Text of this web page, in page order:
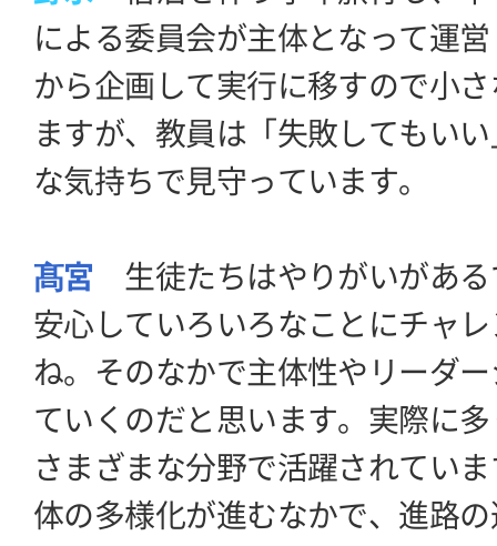
による委員会が主体となって運
から企画して実行に移すので小
ますが、教員は「失敗してもい
な気持ちで見守っています。
髙宮 生徒たちはやりがいがある
安心していろいろなことにチャ
ね。そのなかで主体性やリーダ
ていくのだと思います。実際に
さまざまな分野で活躍されてい
体の多様化が進むなかで、進路